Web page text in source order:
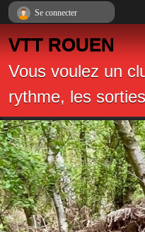
VTT ROUEN
Vous voulez un
rythme, les
Se connecter
Panneau de gestion des